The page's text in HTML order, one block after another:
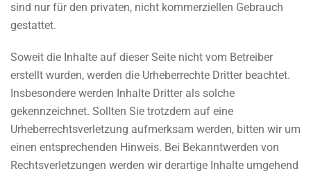
sind nur für den privaten, nicht kommerziellen Gebrauch
gestattet.
Soweit die Inhalte auf dieser Seite nicht vom Betreiber
erstellt wurden, werden die Urheberrechte Dritter beachtet.
Insbesondere werden Inhalte Dritter als solche
gekennzeichnet. Sollten Sie trotzdem auf eine
Urheberrechtsverletzung aufmerksam werden, bitten wir um
einen entsprechenden Hinweis. Bei Bekanntwerden von
Rechtsverletzungen werden wir derartige Inhalte umgehend